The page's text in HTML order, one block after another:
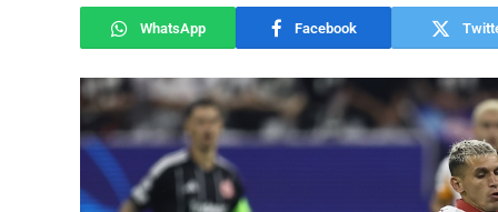
WhatsApp Facebook